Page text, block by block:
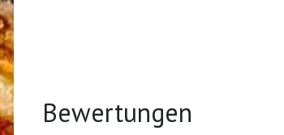
Bewertungen